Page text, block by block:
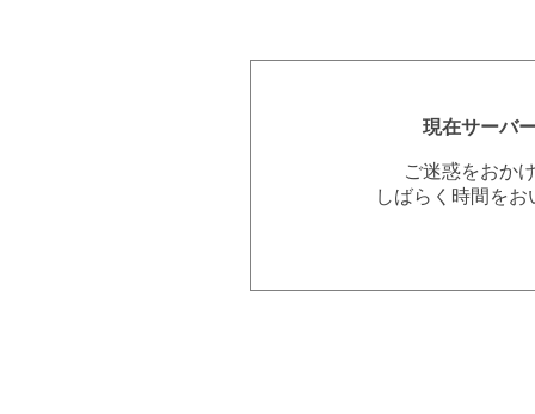
現在サーバ
ご迷惑をおか
しばらく時間を